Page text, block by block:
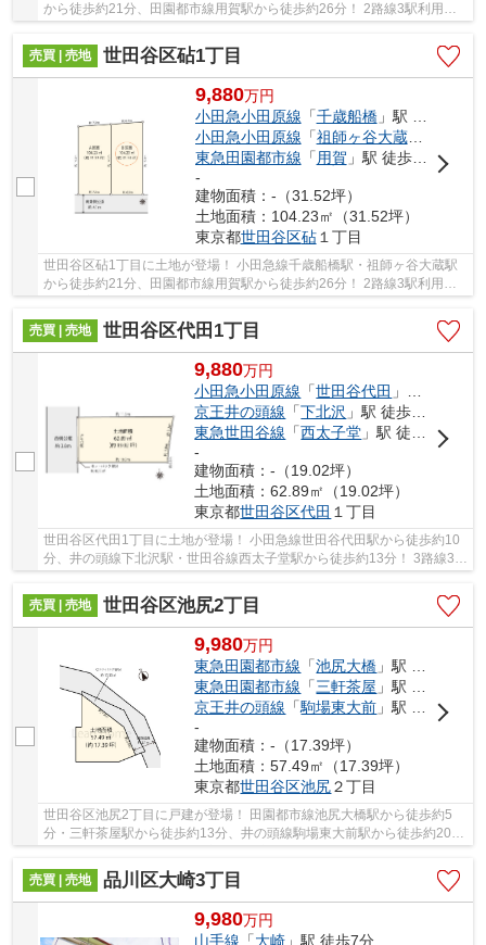
から徒歩約21分、田園都市線用賀駅から徒歩約26分！ 2路線3駅利用可
売買 | 売地
世田谷区砧1丁目
9,880万円
小田急小田原線 「千歳船橋」駅 徒歩21分
小田急小田原線 「祖師ヶ谷大蔵」駅 徒歩
東急田園都市線 「用賀 」駅 徒歩26分
-
建物面積：-（31.52坪）
土地面積：104.23㎡（31.52坪）
東京都世田谷区砧１丁目
世田谷区砧1丁目に土地が登場！ 小田急線千歳船橋駅・祖師ヶ谷大蔵駅
から徒歩約21分、田園都市線用賀駅から徒歩約26分！ 2路線3駅利用可
売買 | 売地
世田谷区代田1丁目
9,880万円
小田急小田原線 「世田谷代田 」駅 徒歩10分
京王井の頭線 「下北沢 」駅 徒歩13分
東急世田谷線 「西太子堂 」駅 徒歩13分
-
建物面積：-（19.02坪）
土地面積：62.89㎡（19.02坪）
東京都世田谷区代田 １丁目
世田谷区代田1丁目に土地が登場！ 小田急線世田谷代田駅から徒歩約10
分、井の頭線下北沢駅・世田谷線西太子堂駅から徒歩約13分！ 3路線3駅
売買 | 売地
世田谷区池尻2丁目
9,980万円
東急田園都市線 「池尻大橋 」駅 徒歩5分
東急田園都市線 「三軒茶屋 」駅 徒歩13分
京王井の頭線 「駒場東大前 」駅 徒歩20分
-
建物面積：-（17.39坪）
土地面積：57.49㎡（17.39坪）
東京都世田谷区池尻２丁目
世田谷区池尻2丁目に戸建が登場！ 田園都市線池尻大橋駅から徒歩約5
分・三軒茶屋駅から徒歩約13分、井の頭線駒場東大前駅から徒歩約20
売買 | 売地
品川区大崎3丁目
9,980万円
山手線 「大崎 」駅 徒歩7分